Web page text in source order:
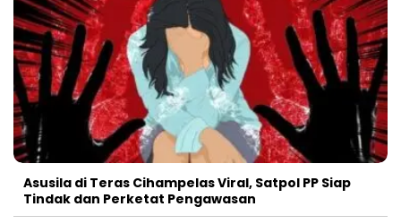
Asusila di Teras Cihampelas Viral, Satpol PP Siap
Tindak dan Perketat Pengawasan